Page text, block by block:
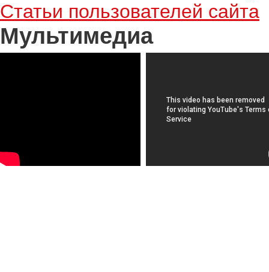
Статьи пользователей сайта
Мультимедиа